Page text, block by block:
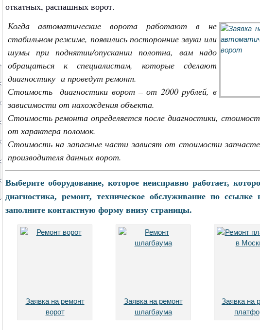
откатных, распашных ворот.
Когда автоматические ворота работают в не
стабильном режиме, появились посторонние звуки или
шумы при поднятии/опускании полотна, вам надо
обращаться к специалистам, которые сделают
диагностику и проведут ремонт.
Стоимость диагностики ворот – от 2000 рублей, в
зависимости от нахождения объекта.
Стоимость ремонта определяется после диагностики,
от характера поломок.
Стоимость на запасные части зависят от стоимости
производителя данных ворот.
Выберите оборудование, которое неисправно работает,
диагностика, ремонт, техническое обслуживание по ссылке
заполните контактную форму внизу страницы.
Заявка на ремонт
ворот
Заявка на ремонт
шлагбаума
Заявка на